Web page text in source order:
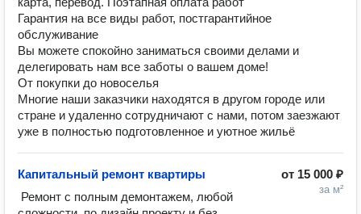
Гарантия на все виды работ, постгарантийное
обслуживание
Вы можете спокойно заниматься своими делами и
делегировать нам все заботы о вашем доме!
От покупки до новоселья
Многие наши заказчики находятся в другом городе или
стране и удаленно сотрудничают с нами, потом заезжают
уже в полностью подготовленное и уютное жильё
от 15 000 ₽
за м²
Капитальный ремонт квартиры